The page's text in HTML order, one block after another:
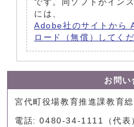
です。同ソフトがイン
には、
Adobe社のサイトから
ロード（無償）してくだ
お問い
宮代町役場教育推進課教育
電話: 0480-34-1111（代表